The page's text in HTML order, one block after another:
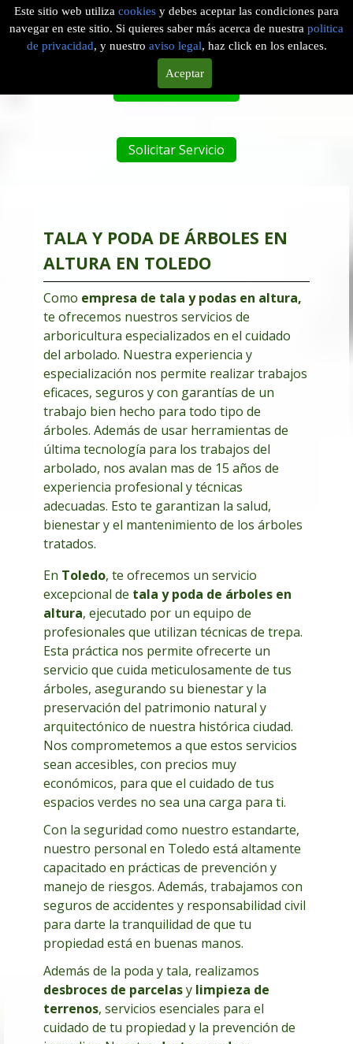
Este sitio web utiliza cookies y debes aceptar las condiciones para
navegar en este sitio. Si quieres saber más acerca de nuestra politica
de privacidad, y nuestro aviso legal, haz click en los enlaces.
Aceptar
EMPRESA DE PODAS EN ALTURA EN QUER, TOLEDO
Tel. 601 904 756
Solicitar Servicio
TALA Y PODA DE ÁRBOLES EN
ALTURA EN TOLEDO
Como empresa de tala y podas en altura,
te ofrecemos nuestros servicios de
arboricultura especializados en el cuidado
del arbolado. Nuestra experiencia y
especialización nos permite realizar trabajos
eficaces, seguros y con garantías de un
trabajo bien hecho para todo tipo de
árboles. Además de usar herramientas de
última tecnología para los trabajos del
arbolado, nos avalan mas de 15 años de
experiencia profesional y técnicas
adecuadas. Esto te garantizan la salud,
bienestar y el mantenimiento de los árboles
tratados.
En Toledo, te ofrecemos un servicio
excepcional de tala y poda de árboles en
altura, ejecutado por un equipo de
profesionales que utilizan técnicas de trepa.
Esta práctica nos permite ofrecerte un
servicio que cuida meticulosamente de tus
árboles, asegurando su bienestar y la
preservación del patrimonio natural y
arquitectónico de nuestra histórica ciudad.
Nos comprometemos a que estos servicios
sean accesibles, con precios muy
económicos, para que el cuidado de tus
espacios verdes no sea una carga para ti.
Con la seguridad como nuestro estandarte,
nuestro personal en Toledo está altamente
capacitado en prácticas de prevención y
manejo de riesgos. Además, trabajamos con
seguros de accidentes y responsabilidad civil
para darte la tranquilidad de que tu
propiedad está en buenas manos.
Además de la poda y tala, realizamos
desbroces de parcelasy limpieza de
terrenos, servicios esenciales para el
cuidado de tu propiedad y la prevención de